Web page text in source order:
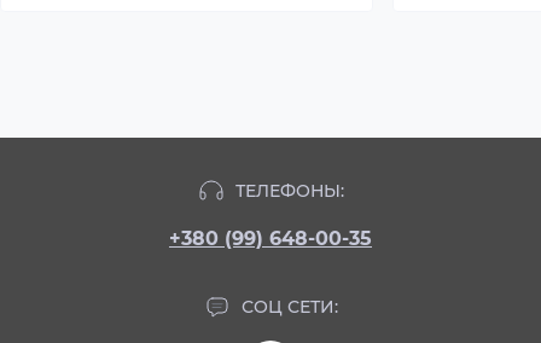
ТЕЛЕФОНЫ:
+380 (99) 648-00-35
СОЦ СЕТИ: